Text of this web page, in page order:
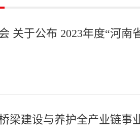
关于公布 2023年度“河南
梁建设与养护全产业链事